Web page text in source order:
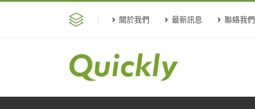
關於我們 最新訊息 聯絡我們